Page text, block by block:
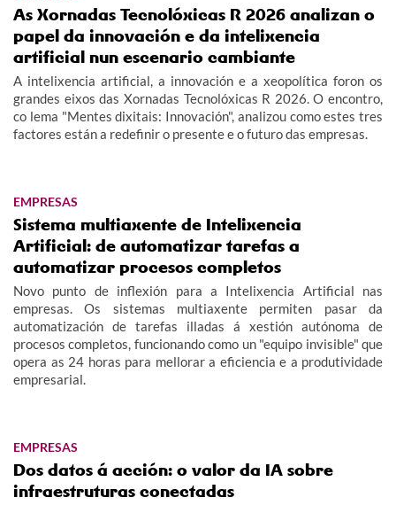
As Xornadas Tecnolóxicas R 2026 analizan o
papel da innovación e da intelixencia
artificial nun escenario cambiante
A intelixencia artificial, a innovación e a xeopolítica foron os
grandes eixos das Xornadas Tecnolóxicas R 2026. O encontro,
co lema "Mentes dixitais: Innovación", analizou como estes tres
factores están a redefinir o presente e o futuro das empresas.
EMPRESAS
Sistema multiaxente de Intelixencia
Artificial: de automatizar tarefas a
automatizar procesos completos
Novo punto de inflexión para a Intelixencia Artificial nas
empresas. Os sistemas multiaxente permiten pasar da
automatización de tarefas illadas á xestión autónoma de
procesos completos, funcionando como un "equipo invisible" que
opera as 24 horas para mellorar a eficiencia e a produtividade
empresarial.
EMPRESAS
Dos datos á acción: o valor da IA sobre
infraestruturas conectadas